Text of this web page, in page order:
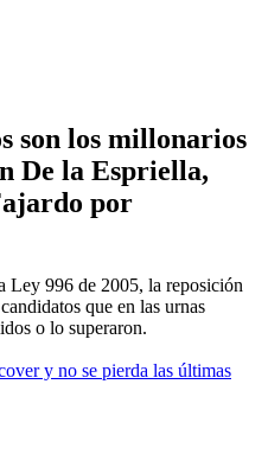
son los millonarios
De la Espriella,
por
Ley 996 de 2005, la reposición
que en las urnas
o lo superaron.
y no se pierda las últimas